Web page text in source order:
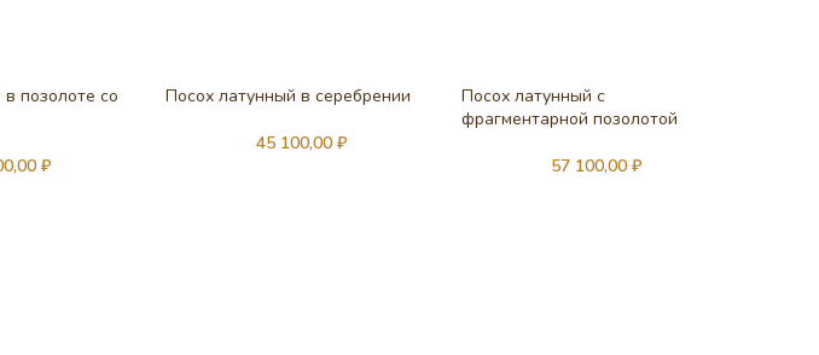
позолоте со
₽
Посох латунный в серебрении
45 100,00 ₽
Посох латунный с
фрагментарной позолотой
57 100,00₽